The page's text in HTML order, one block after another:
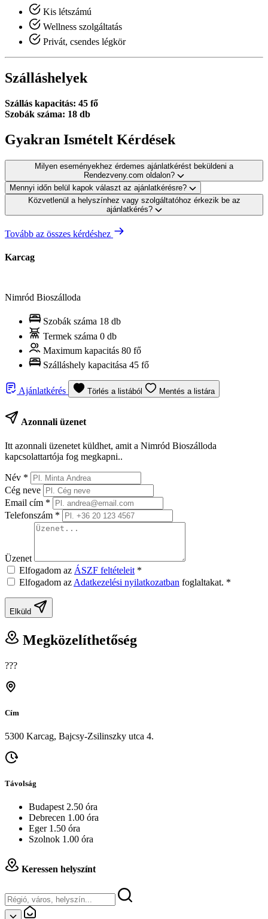
Kis létszámú
Wellness szolgáltatás
Privát, csendes légkör
Szálláshelyek
Szállás kapacitás: 45 fő
Szobák száma: 18 db
Gyakran Ismételt Kérdések
Milyen eseményekhez érdemes ajánlatkérést beküldeni a
Rendezveny.com oldalon?
Mennyi időn belül kapok választ az ajánlatkérésre?
Közvetlenül a helyszínhez vagy szolgáltatóhoz érkezik be az
ajánlatkérés?
Tovább az összes kérdéshez
Karcag
Nimród Bioszálloda
Szobák száma 18 db
Termek száma 0 db
Maximum kapacitás 80 fő
Szálláshely kapacitása 45 fő
Ajánlatkérés Törlés a listából Mentés a listára
Azonnali üzenet
Itt azonnali üzenetet küldhet, amit a Nimród Bioszálloda
kapcsolattartója fog megkapni..
Név *
Cég neve
Email cím *
Telefonszám *
Üzenet
Elfogadom az ÁSZF feltételeit *
Elfogadom az Adatkezelési nyilatkozatban foglaltakat. *
Elküld
Megközelíthetőség
???
Cím
5300 Karcag, Bajcsy-Zsilinszky utca 4.
Távolság
Budapest 2.50 óra
Debrecen 1.00 óra
Eger 1.50 óra
Szolnok 1.00 óra
Keressen helyszínt